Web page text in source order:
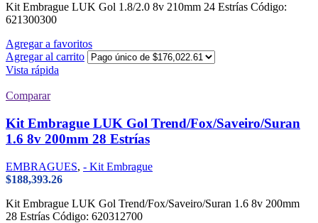
Kit Embrague LUK Gol 1.8/2.0 8v 210mm 24 Estrías Código:
621300300
Agregar a favoritos
Agregar al carrito
Vista rápida
Comparar
Kit Embrague LUK Gol Trend/Fox/Saveiro/Suran
1.6 8v 200mm 28 Estrías
EMBRAGUES, - Kit Embrague
$188,393.26
Kit Embrague LUK Gol Trend/Fox/Saveiro/Suran 1.6 8v 200mm
28 Estrías Código: 620312700